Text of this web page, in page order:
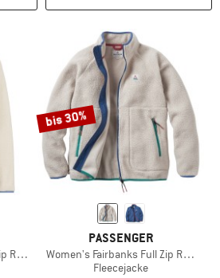
Recycled Sherpa Fleece
bis 30%
PASSENGER
Women's Fairbanks Full Zip
Fleecejacke